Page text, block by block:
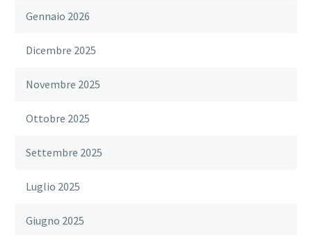
Gennaio 2026
Dicembre 2025
Novembre 2025
Ottobre 2025
Settembre 2025
Luglio 2025
Giugno 2025